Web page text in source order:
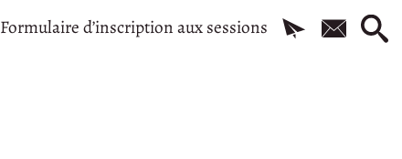
Formulaire d’inscription aux sessions